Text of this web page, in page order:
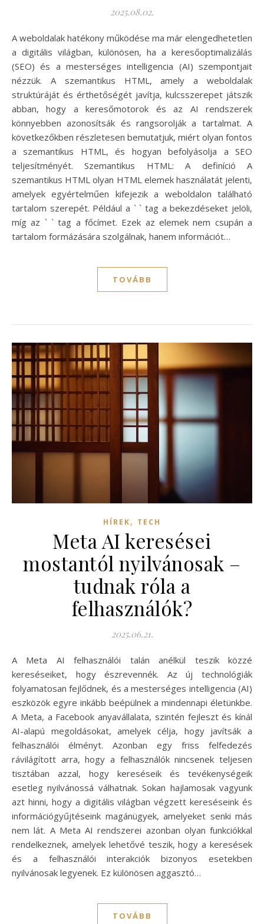
2025.08.02.
A weboldalak hatékony működése ma már elengedhetetlen
a digitális világban, különösen, ha a keresőoptimalizálás
(SEO) és a mesterséges intelligencia (AI) szempontjait
nézzük. A szemantikus HTML, amely a weboldalak
struktúráját és érthetőségét javítja, kulcsszerepet játszik
abban, hogy a keresőmotorok és az AI rendszerek
könnyebben azonosítsák és rangsorolják a tartalmat. A
következőkben részletesen bemutatjuk, miért olyan fontos
a szemantikus HTML, és hogyan befolyásolja a SEO
teljesítményét. Szemantikus HTML: A definíció A
szemantikus HTML olyan HTML elemek használatát jelenti,
amelyek egyértelműen kifejezik a weboldalon található
tartalom szerepét. Például a ` ` tag a bekezdéseket jelöli,
míg az ` ` tag a főcímet. Ezek az elemek nem csupán a
tartalom formázására szolgálnak, hanem információt…
TOVÁBB
HÍREK, TECH
Meta AI keresései
mostantól nyilvánosak –
tudnak róla a
felhasználók?
2025.06.21.
A Meta AI felhasználói talán anélkül teszik közzé
kereséseiket, hogy észrevennék. Az új technológiák
folyamatosan fejlődnek, és a mesterséges intelligencia (AI)
eszközök egyre inkább beépülnek a mindennapi életünkbe.
A Meta, a Facebook anyavállalata, szintén fejleszt és kínál
AI-alapú megoldásokat, amelyek célja, hogy javítsák a
felhasználói élményt. Azonban egy friss felfedezés
rávilágított arra, hogy a felhasználók nincsenek teljesen
tisztában azzal, hogy kereséseik és tevékenységeik
esetleg nyilvánossá válhatnak. Sokan hajlamosak vagyunk
azt hinni, hogy a digitális világban végzett kereséseink és
információgyűjtéseink magánügyek, amelyeket senki más
nem lát. A Meta AI rendszerei azonban olyan funkciókkal
rendelkeznek, amelyek lehetővé teszik, hogy a keresések
és a felhasználói interakciók bizonyos esetekben
nyilvánosak legyenek. Ez különösen aggasztó…
TOVÁBB